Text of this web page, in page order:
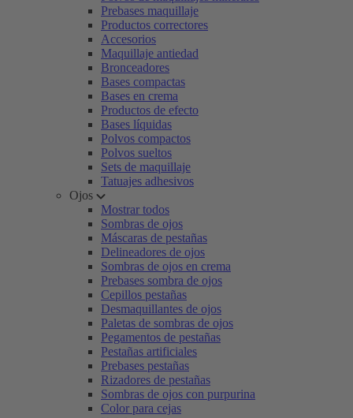
Prebases maquillaje
Productos correctores
Accesorios
Maquillaje antiedad
Bronceadores
Bases compactas
Bases en crema
Productos de efecto
Bases líquidas
Polvos compactos
Polvos sueltos
Sets de maquillaje
Tatuajes adhesivos
Ojos
Mostrar todos
Sombras de ojos
Máscaras de pestañas
Delineadores de ojos
Sombras de ojos en crema
Prebases sombra de ojos
Cepillos pestañas
Desmaquillantes de ojos
Paletas de sombras de ojos
Pegamentos de pestañas
Pestañas artificiales
Prebases pestañas
Rizadores de pestañas
Sombras de ojos con purpurina
Color para cejas